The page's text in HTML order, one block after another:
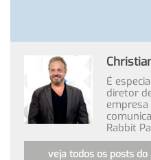
É
diretor
Rabbit
veja todos os posts